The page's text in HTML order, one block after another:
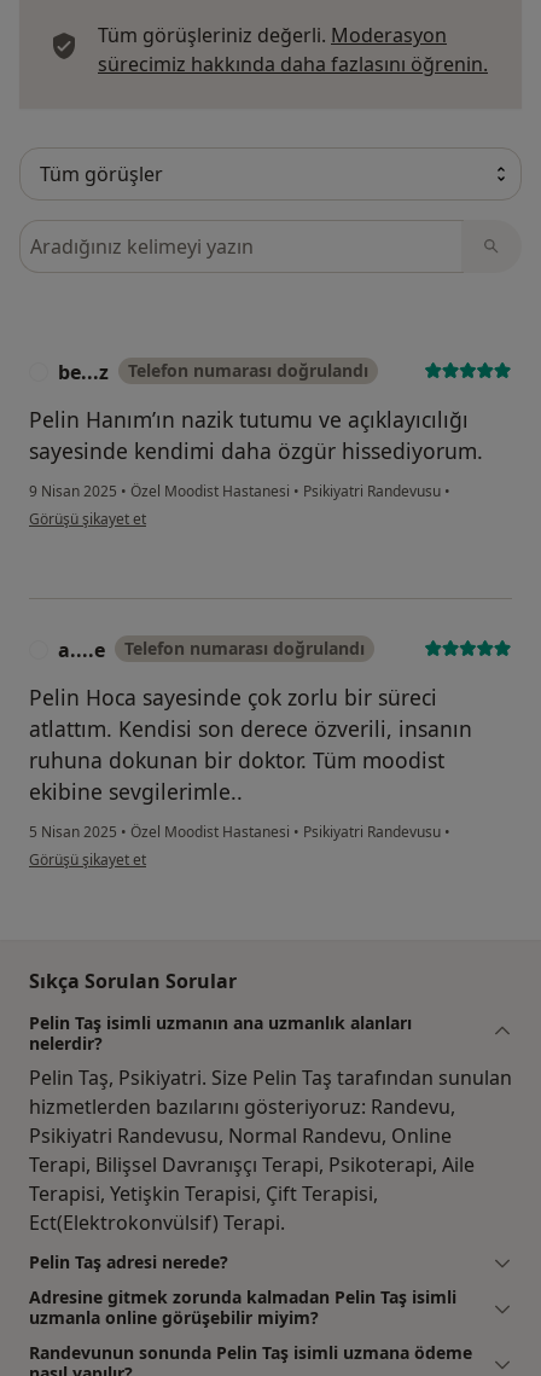
Tüm görüşleriniz değerli. Moderasyon
sürecimiz hakkında daha fazlasını öğrenin.
Görüşler içerisinde ara
be...z Telefon numarası doğrulandı
Pelin Hanım’ın nazik tutumu ve açıklayıcılığı
sayesinde kendimi daha özgür hissediyorum.
9 Nisan 2025 • Özel Moodist Hastanesi • Psikiyatri Randevusu •
kullanıcının görüşüne göre be...z
Görüşü şikayet et
a....e Telefon numarası doğrulandı
Pelin Hoca sayesinde çok zorlu bir süreci
atlattım. Kendisi son derece özverili, insanın
ruhuna dokunan bir doktor. Tüm moodist
ekibine sevgilerimle..
5 Nisan 2025 • Özel Moodist Hastanesi • Psikiyatri Randevusu •
kullanıcının görüşüne göre a....e
Görüşü şikayet et
Sıkça Sorulan Sorular
Pelin Taş isimli uzmanın ana uzmanlık alanları
nelerdir?
Pelin Taş, Psikiyatri. Size Pelin Taş tarafından sunulan
hizmetlerden bazılarını gösteriyoruz: Randevu,
Psikiyatri Randevusu, Normal Randevu, Online
Terapi, Bilişsel Davranışçı Terapi, Psikoterapi, Aile
Terapisi, Yetişkin Terapisi, Çift Terapisi,
Ect(Elektrokonvülsif) Terapi.
Pelin Taş adresi nerede?
Adresine gitmek zorunda kalmadan Pelin Taş isimli
uzmanla online görüşebilir miyim?
Randevunun sonunda Pelin Taş isimli uzmana ödeme